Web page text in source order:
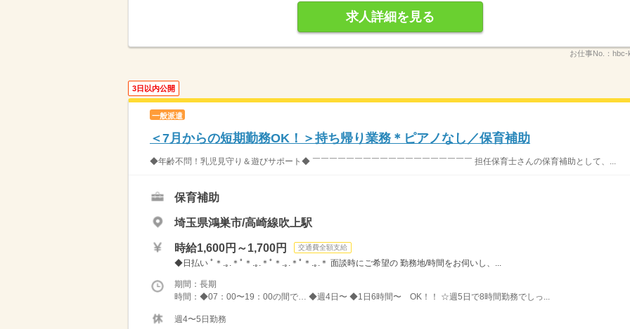
求人詳細を見る
お仕事No.：
3日以内公開
一般派遣
＜7月からの短期勤務OK！＞持ち帰り業務＊ピアノなし／保育補助
◆年齢不問！乳児見守り＆遊びサポート◆ ￣￣￣￣￣￣￣￣￣￣￣￣￣￣￣￣￣￣￣ 担任保育士さんの保育補助として、...
保育補助
埼玉県鴻巣市/高崎線吹上駅
時給1,600円～1,700円 交通費全額支給
◆日払い ﾟ＊.｡.＊ﾟ＊.｡.＊ﾟ＊.｡.＊ﾟ＊.｡.＊ 面談時にご希望の 勤務地/時間をお伺いし、...
期間：長期
時間：◆07：00〜19：00の間で… ◆週4日〜 ◆1日6時間〜 OK！！ ☆週5日で8時間勤務でしっ...
週4〜5日勤務